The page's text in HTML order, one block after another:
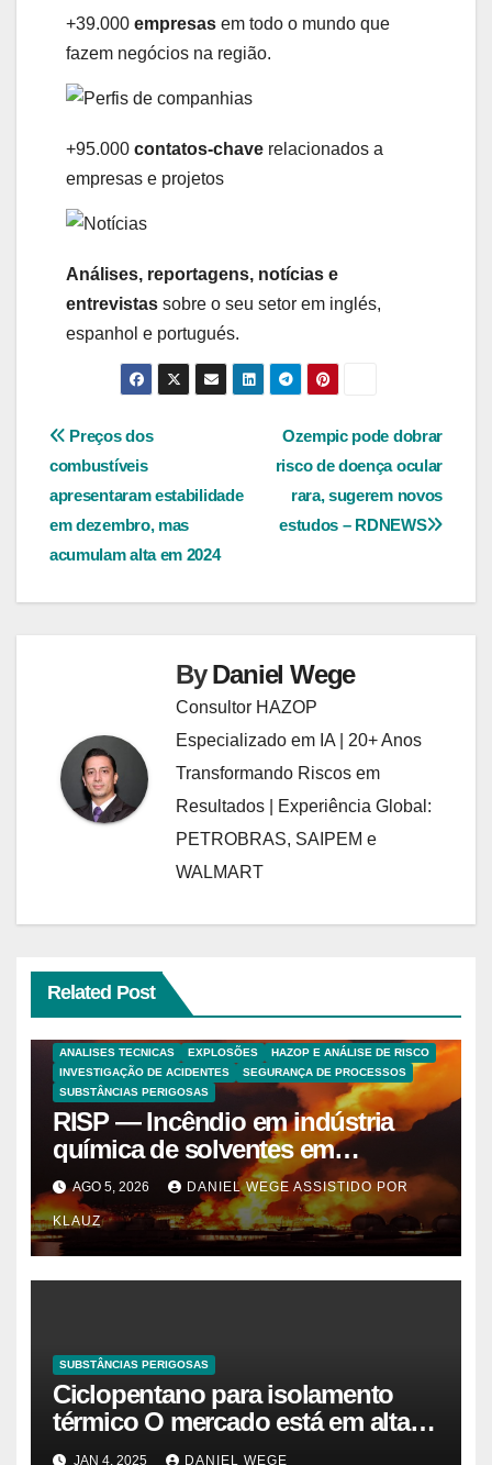
+39.000 empresas em todo o mundo que
fazem negócios na região.
+95.000 contatos-chave relacionados a
empresas e projetos
Análises, reportagens, notícias e
entrevistas sobre o seu setor em inglés,
espanhol e portugués.
Navegação
de
Post
Ozempic pode dobrar
risco de doença ocular
rara, sugerem novos
estudos – RDNEWS
Preços dos
combustíveis
apresentaram estabilidade
em dezembro, mas
acumulam alta em 2024
ByDaniel Wege
Consultor HAZOP
Especializado em IA | 20+ Anos
Transformando Riscos em
Resultados | Experiência Global:
PETROBRAS, SAIPEM e
WALMART
Related Post
ANALISES TECNICAS EXPLOSÕES
HAZOP E ANÁLISE DE RISCO
INVESTIGAÇÃO DE ACIDENTES
SEGURANÇA DE PROCESSOS
SUBSTÂNCIAS PERIGOSAS
RISP — Incêndio em indústria
química de solventes em
Itaquaquecetuba/SP
(UNIQUIMA/Quema)
AGO 5, 2026 DANIEL WEGE ASSISTIDO POR
KLAUZ
SUBSTÂNCIAS PERIGOSAS
Ciclopentano para isolamento
térmico O mercado está em alta
agora. Vamos entender o
JAN 4, 2025 DANIEL WEGE